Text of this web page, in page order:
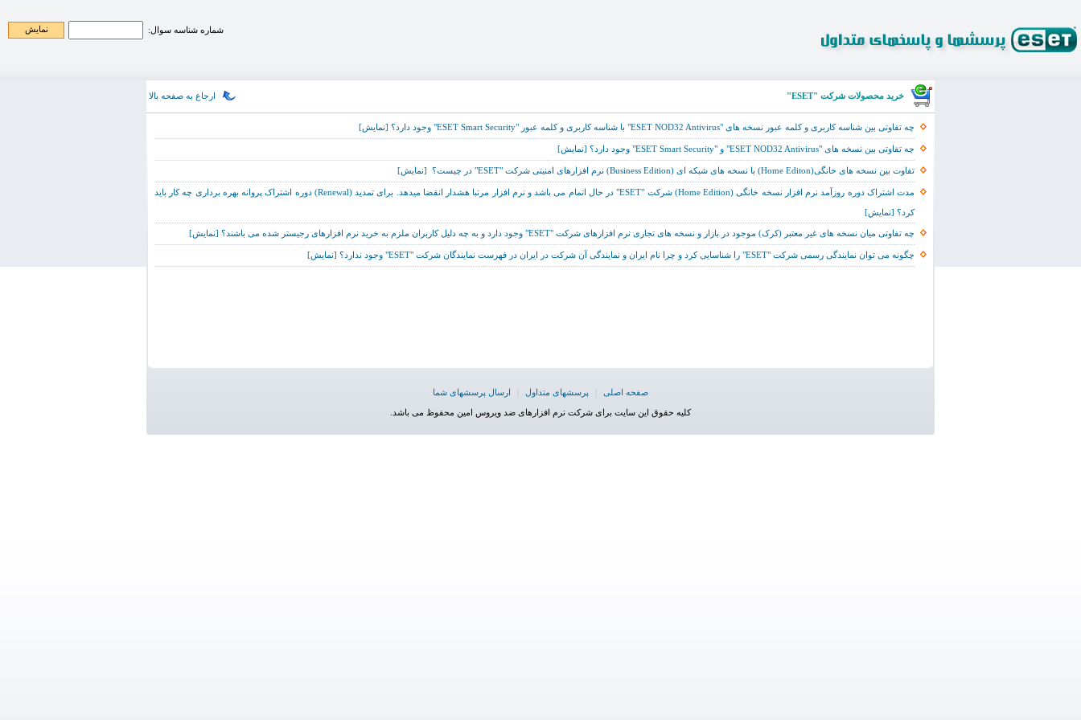
شماره شناسه سوال:
خرید محصولات شرکت "ESET" ارجاع به صفحه بالا
چه تفاوتی بین شناسه کاربری و کلمه عبور نسخه های "ESET NOD32 Antivirus" با شناسه کاربری و کلمه عبور "ESET Smart Security" وجود دارد؟ [نمایش]
چه تفاوتی بین نسخه های "ESET NOD32 Antivirus" و "ESET Smart Security" وجود دارد؟ [نمایش]
تفاوت بین نسخه های خانگی(Home Editon) با نسخه های شبکه ای (Business Edition) نرم افزارهای امنیتی شرکت "ESET" در چیست؟ [نمایش]
مدت اشتراک دوره روزآمد نرم افزار نسخه خانگی (Home Edition) شرکت "ESET" در حال اتمام می باشد و نرم افزار مرتبا هشدار انقضا میدهد. برای تمدید (Renewal) دوره اشتراک پروانه بهره برداری چه کار باید
کرد؟ [نمایش]
چه تفاوتی میان نسخه های غیر معتبر (کرک) موجود در بازار و نسخه های تجاری نرم افزارهای شرکت "ESET" وجود دارد و به چه دلیل کاربران ملزم به خرید نرم افزارهای رجیستر شده می باشند؟ [نمایش]
چگونه می توان نمایندگی رسمی شرکت "ESET" را شناسایی کرد و چرا نام ایران و نمایندگی آن شرکت در ایران در فهرست نمایندگان شرکت "ESET" وجود ندارد؟ [نمایش]
صفحه اصلی پرسشهای متداول ارسال پرسشهای شما
کلیه حقوق این سایت برای شرکت نرم افزارهای ضد ویروس امین محفوظ می باشد.